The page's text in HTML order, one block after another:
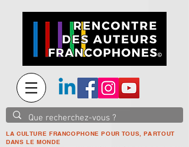
LA CULTURE FRANCOPHONE POUR TOUS, PARTOUT
DANS LE MONDE